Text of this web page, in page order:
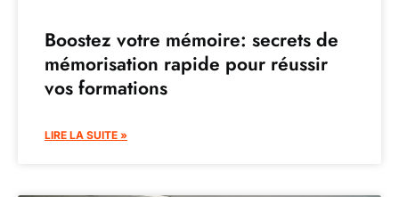
Boostez votre mémoire: secrets de
mémorisation rapide pour réussir
vos formations
LIRE LA SUITE »